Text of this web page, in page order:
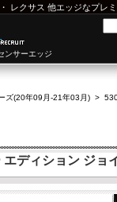
・ レクサス 他エッジなプレ
ンサーエッジ
ズ(20年09月-21年03月) >
ディション ジョ